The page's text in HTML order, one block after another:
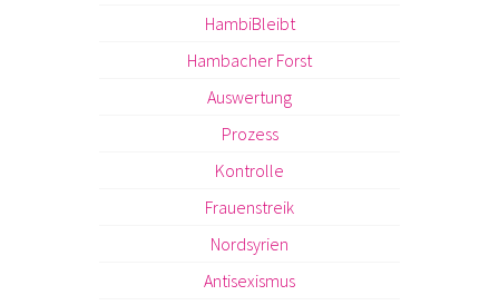
HambiBleibt
Hambacher Forst
Auswertung
Prozess
Kontrolle
Frauenstreik
Nordsyrien
Antisexismus